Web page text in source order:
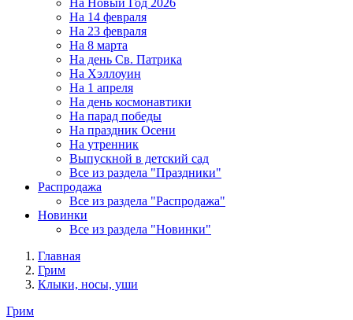
На Новый Год 2026
На 14 февраля
На 23 февраля
На 8 марта
На день Св. Патрика
На Хэллоуин
На 1 апреля
На день космонавтики
На парад победы
На праздник Осени
На утренник
Выпускной в детский сад
Все из раздела "Праздники"
Распродажа
Все из раздела "Распродажа"
Новинки
Все из раздела "Новинки"
Главная
Грим
Клыки, носы, уши
Грим